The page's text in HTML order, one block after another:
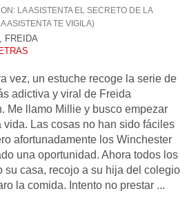
LA ASISTENTA EL SECRETO DE LA
ASISTENTA TE VIGILA)
FREIDA
vez, un estuche recoge la serie de
adictiva y viral de Freida
Me llamo Millie y busco empezar
vida. Las cosas no han sido fáciles
afortunadamente los Winchester
una oportunidad. Ahora todos los
su casa, recojo a su hija del colegio
la comida. Intento no prestar ...